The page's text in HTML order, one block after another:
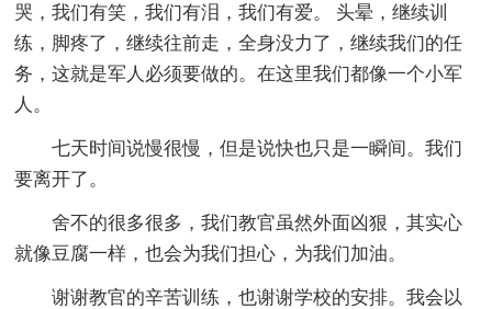
哭，我们有笑，我们有泪，我们有爱。 头晕，继续训
练，脚疼了，继续往前走，全身没力了，继续我们的任
务，这就是军人必须要做的。在这里我们都像一个小军
人。
七天时间说慢很慢，但是说快也只是一瞬间。我们
要离开了。
舍不的很多很多，我们教官虽然外面凶狠，其实心
就像豆腐一样，也会为我们担心，为我们加油。
谢谢教官的辛苦训练，也谢谢学校的安排。我会以